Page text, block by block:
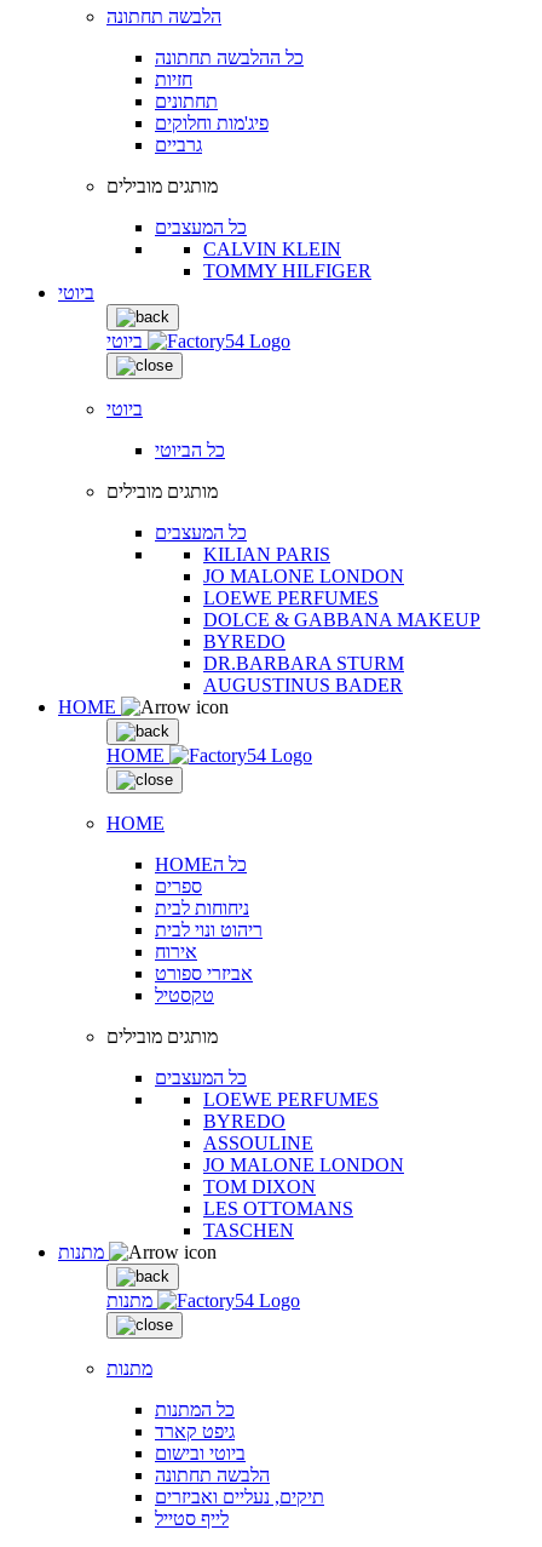
הלבשה תחתונה
כל ההלבשה תחתונה
חזיות
תחתונים
פיג'מות וחלוקים
גרביים
מותגים מובילים
כל המעצבים
CALVIN KLEIN
TOMMY HILFIGER
ביוטי
ביוטי
ביוטי
כל הביוטי
מותגים מובילים
כל המעצבים
KILIAN PARIS
JO MALONE LONDON
LOEWE PERFUMES
DOLCE & GABBANA MAKEUP
BYREDO
DR.BARBARA STURM
AUGUSTINUS BADER
HOME
HOME
HOME
HOMEכל ה
ספרים
ניחוחות לבית
ריהוט ונוי לבית
אירוח
אביזרי ספורט
טקסטיל
מותגים מובילים
כל המעצבים
LOEWE PERFUMES
BYREDO
ASSOULINE
JO MALONE LONDON
TOM DIXON
LES OTTOMANS
TASCHEN
מתנות
מתנות
כל המתנות
גיפט קארד
ביוטי ובישום
הלבשה תחתונה
תיקים, נעליים ואביזרים
לייף סטייל